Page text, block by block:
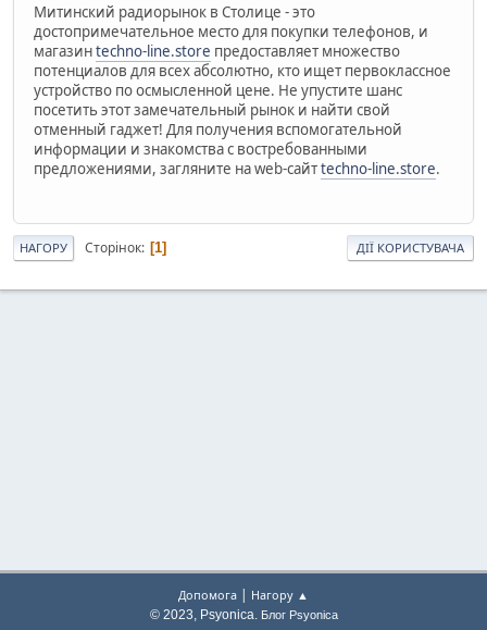
Митинский радиорынок в Столице - это
достопримечательное место для покупки телефонов, и
магазинtechno-line.store предоставляет множество
потенциалов для всех абсолютно, кто ищет первоклассное
устройство по осмысленной цене. Не упустите шанс
посетить этот замечательный рынок и найти свой
отменный гаджет! Для получения вспомогательной
информации и знакомства с востребованными
предложениями, загляните на web-сайтtechno-line.store.
НАГОРУ Сторінок 1 ДІЇ КОРИСТУВАЧА
Допомога | Нагору ▲
© 2023, Psyonica. Блог Psyonica